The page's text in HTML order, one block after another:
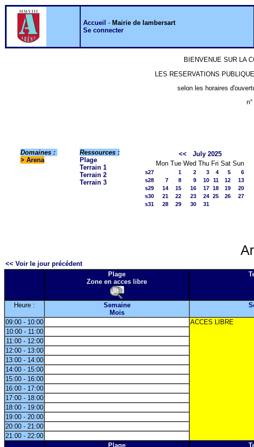
Accueil - Mairie de lambersart
Se connecter
BIENVENUE SUR LA
LES RESERVATIONS
selon les horaires
Domaines :
> Arena
Ressources :
Plage
Terrain 1
Terrain 2
Terrain 3
<<
July 2025
Mon Tue Wed Thu Fri Sat Sun
s27 1 2 3 4 5
6
s28
7 8 9 10 11 12
13
s29
14 15 16 17 18 19
20
s30
21 22 23 24 25 26
27
s31
28 29 30 31
<< Voir le jour précédent
Plage
Zone en acces libre
Heure :
Semaine
Mois
09:00 - 10:00 ACCES LIBRE
10:00 - 11:00
11:00 - 12:00
12:00 - 13:00
13:00 - 14:00
14:00 - 15:00
15:00 - 16:00
16:00 - 17:00
17:00 - 18:00
18:00 - 19:00
19:00 - 20:00
20:00 - 21:00
21:00 - 22:00
Plage